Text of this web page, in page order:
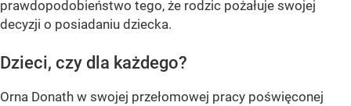
prawdopodobieństwo tego, że rodzic pożałuje swojej
decyzji o posiadaniu dziecka.
Dzieci, czy dla każdego?
Orna Donath w swojej przełomowej pracy poświęconej